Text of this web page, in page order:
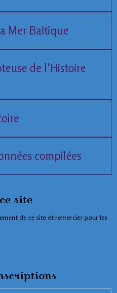
Mer Baltique
de l'Histoire
compilées
site
de ce site et remercier pour les